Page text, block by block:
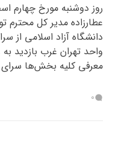
عطارزاده مدیر کل
دانشگاه آزاد اسلامی از
واحد تهران غرب بازدید
معرفی کلیه بخش‌ها
0